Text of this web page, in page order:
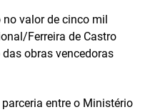
valor de cinco mil
Ferreira de Castro
obras vencedoras
entre o Ministério